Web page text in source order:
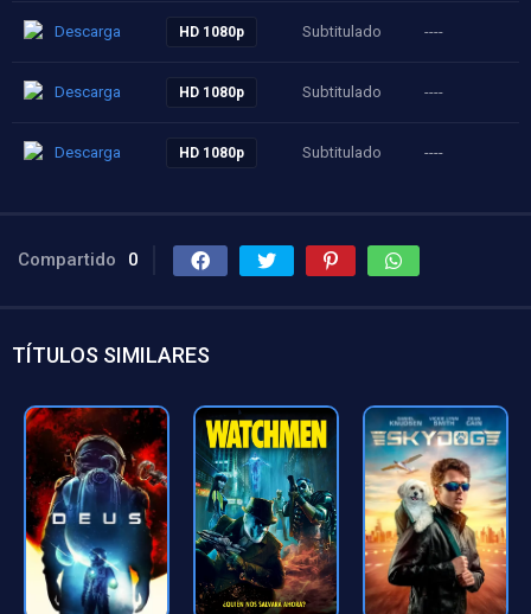
Descarga HD 1080p Subtitulado ----
Descarga HD 1080p Subtitulado ----
Descarga HD 1080p Subtitulado ----
Compartido 0
TÍTULOS SIMILARES